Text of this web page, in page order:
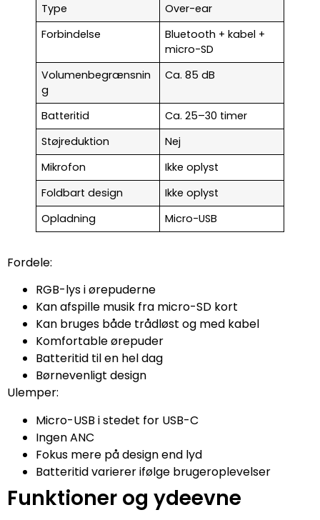
Type
Over-ear
Forbindelse
Bluetooth + kabel +
micro-SD
Volumenbegrænsnin
g
Ca. 85 dB
Batteritid
Ca. 25–30 timer
Støjreduktion
Nej
Mikrofon
Ikke oplyst
Foldbart design
Ikke oplyst
Opladning
Micro-USB
Fordele:
RGB-lys i ørepuderne
Kan afspille musik fra micro-SD kort
Kan bruges både trådløst og med kabel
Komfortable ørepuder
Batteritid til en hel dag
Børnevenligt design
Ulemper:
Micro-USB i stedet for USB-C
Ingen ANC
Fokus mere på design end lyd
Batteritid varierer ifølge brugeroplevelser
Funktioner og ydeevne